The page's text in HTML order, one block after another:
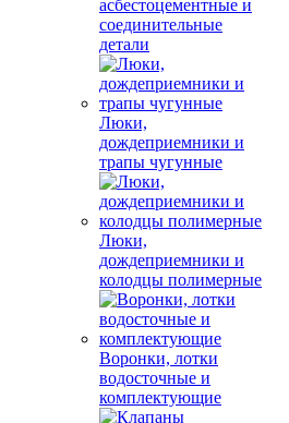
асбестоцементные и
соединительные
детали
Люки,
дождеприемники и
трапы чугунные
Люки,
дождеприемники и
колодцы полимерные
Воронки, лотки
водосточные и
комплектующие